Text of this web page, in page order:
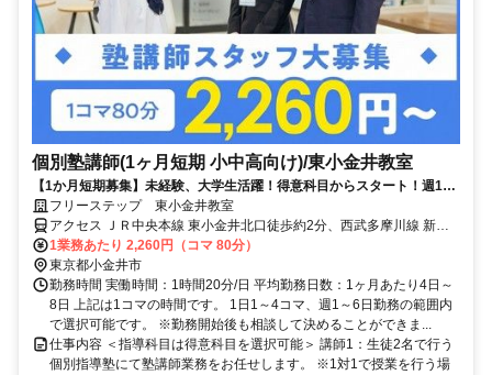
個別塾講師(1ヶ月短期 小中高向け)/東小金井教室
【1か月短期募集】未経験、大学生活躍！得意科目からスタート！週1、
1コマ～OK
フリーステップ 東小金井教室
アクセス ＪＲ中央本線 東小金井北口徒歩約2分、西武多摩川線 新小
金井徒歩約16分、ＪＲ中央本線 武蔵小金井北口徒歩約20分 JR東日本
中央線「東小金井駅」より徒歩1分
1業務あたり 2,260円（コマ 80分）
東京都小金井市
勤務時間 実働時間：1時間20分/日 平均勤務日数：1ヶ月あたり4日～
8日 上記は1コマの時間です。 1日1～4コマ、週1～6日勤務の範囲内
で選択可能です。 ※勤務開始後も相談して決めることができま...
仕事内容 ＜指導科目は得意科目を選択可能＞ 講師1：生徒2名で行う
個別指導塾にて塾講師業務をお任せします。 ※1対1で授業を行う場